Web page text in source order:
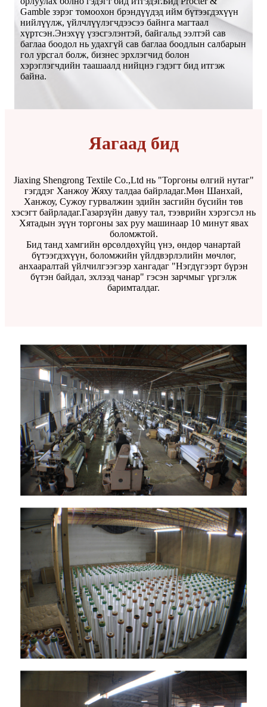
Gamble зэрэг томоохон брэндүүдэд ийм бүтээгдэхүүн
нийлүүлж, үйлчлүүлэгчдээсээ байнга магтаал
хүртсэн.Энэхүү үзэсгэлэнтэй, байгальд ээлтэй сав
баглаа боодол нь удахгүй сав баглаа боодлын салбарын
гол урсгал болж, бизнес эрхлэгчид болон
хэрэглэгчдийн таашаалд нийцнэ гэдэгт бид итгэж
байна.
Яагаад бид
Jiaxing Shengrong Textile Co.,Ltd нь "Торгоны өлгий нутаг"
гэгддэг Ханжоу Жяху талдаа байрладаг.Мөн Шанхай,
Ханжоу, Сужоу гурвалжин эдийн засгийн бүсийн төв
хэсэгт байрладаг.Газарзүйн давуу тал, тээврийн хэрэгсэл нь
Хятадын зүүн торгоны зах руу машинаар 10 минут явах
боломжтой.
Бид танд хамгийн өрсөлдөхүйц үнэ, өндөр чанартай
бүтээгдэхүүн, боломжийн үйлдвэрлэлийн мөчлөг,
анхааралтай үйлчилгээгээр хангадаг "Нэгдүгээрт бүрэн
бүтэн байдал, эхлээд чанар" гэсэн зарчмыг үргэлж
баримталдаг.